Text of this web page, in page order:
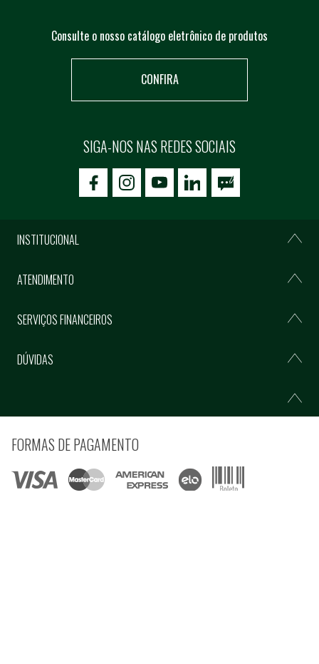
Consulte o nosso catálogo eletrônico de produtos
CONFIRA
SIGA-NOS NAS REDES SOCIAIS
icon-facebookicon-social02icon-social03
INSTITUCIONAL
ATENDIMENTO
SERVIÇOS FINANCEIROS
DÚVIDAS
FORMAS DE PAGAMENTO